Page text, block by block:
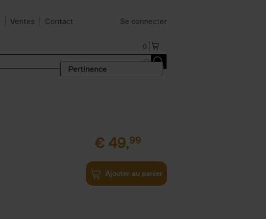
Ventes Contact Se connecter
0
Pertinence
€ 49,99
Ajouter au panier